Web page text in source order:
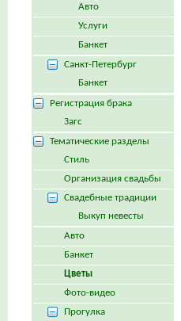
Авто
Услуги
Банкет
Санкт-Петербург
Банкет
Регистрация брака
Загс
Тематические разделы
Стиль
Организация свадьбы
Свадебные традиции
Выкуп невесты
Авто
Банкет
Цветы
Фото-видео
Прогулка